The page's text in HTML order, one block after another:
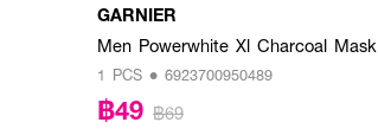
GARNIER
Men Powerwhite Xl Charcoal Mask
1 PCS • 6923700950489
฿49 ฿69